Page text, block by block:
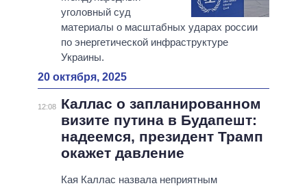
уголовный суд
материалы о масштабных ударах россии
по энергетической инфраструктуре
Украины.
20 октября, 2025
12:08
Каллас о запланированном
визите путина в Будапешт:
надеемся, президент Трамп
окажет давление
Кая Каллас назвала неприятным